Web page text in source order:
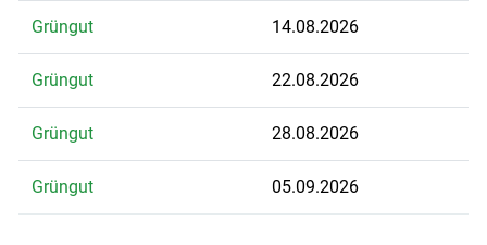
Grüngut 14.08.2026
Grüngut 22.08.2026
Grüngut 28.08.2026
Grüngut 05.09.2026